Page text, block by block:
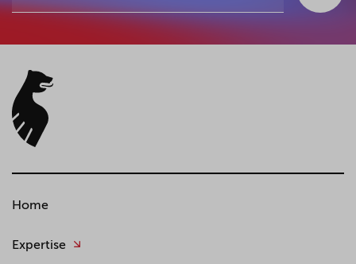
Home
Expertise